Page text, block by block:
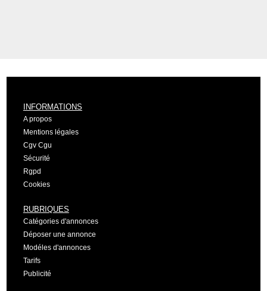
INFORMATIONS
A propos
Mentions légales
Cgv Cgu
Sécurité
Rgpd
Cookies
RUBRIQUES
Catégories d'annonces
Déposer une annonce
Modéles d'annonces
Tarifs
Publicité